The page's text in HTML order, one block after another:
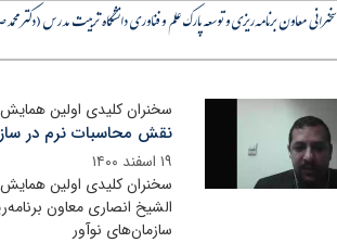
سخنرانی معاون برنامه‌ریزی و توسعه پارک علم و فناوری دانشگاه تربیت مدرس)دکتر
سخنران کلیدی اولین
نقش محاسبات نرم در
۱۹ اسفند ۱۴۰۰
سخنران کلیدی اولین
الشیخ انصاری معاون
سازمان‌های نوآور